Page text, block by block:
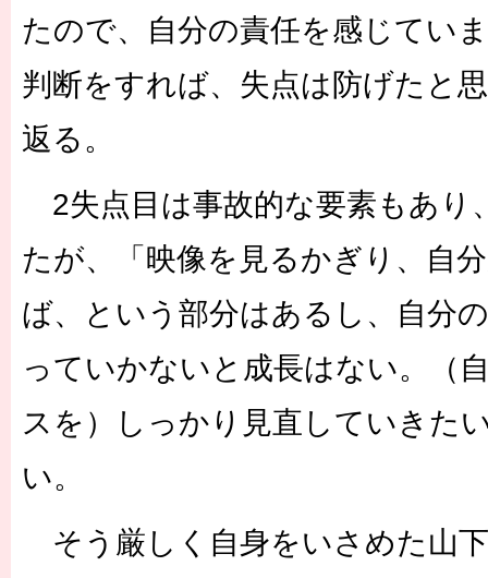
たので、自分の責任を感じてい
判断をすれば、失点は防げたと
返る。
2失点目は事故的な要素もあり
たが、「映像を見るかぎり、自
ば、という部分はあるし、自分
っていかないと成長はない。（
スを）しっかり見直していきた
い。
そう厳しく自身をいさめた山